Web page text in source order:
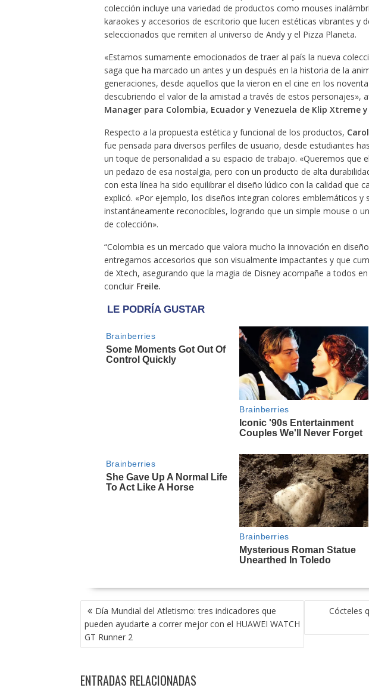
colección incluye una variedad de productos como mouses
karaokes y accesorios de escritorio que lucen estéticas vibrantes y
seleccionados que remiten al universo de Andy y el Pizza Planeta.
«Estamos sumamente emocionados de traer al país la nueva
saga que ha marcado un antes y un después en la historia de la
generaciones, desde aquellos que la vieron en el cine en los
descubriendo el valor de la amistad a través de estos personajes»,
Manager para Colombia, Ecuador y Venezuela de Klip Xtreme
Respecto a la propuesta estética y funcional de los productos,
fue pensada para diversos perfiles de usuario, desde estudiantes
un toque de personalidad a su espacio de trabajo. «Queremos que
un pedazo de esa nostalgia, pero con un producto de alta
con esta línea ha sido equilibrar el diseño lúdico con la calidad que
explicó. «Por ejemplo, los diseños integran colores emblemáticos y
instantáneamente reconocibles, logrando que un simple mouse o
de colección».
“Colombia es un mercado que valora mucho la innovación en
entregamos accesorios que son visualmente impactantes y que
de Xtech, asegurando que la magia de Disney acompañe a todos
concluir Freile.
NAVEGACIÓN
DE
ENTRADAS
Día Mundial del Atletismo: tres indicadores que
pueden ayudarte a correr mejor con el HUAWEI WATCH
GT Runner 2
Cócteles
ENTRADAS RELACIONADAS